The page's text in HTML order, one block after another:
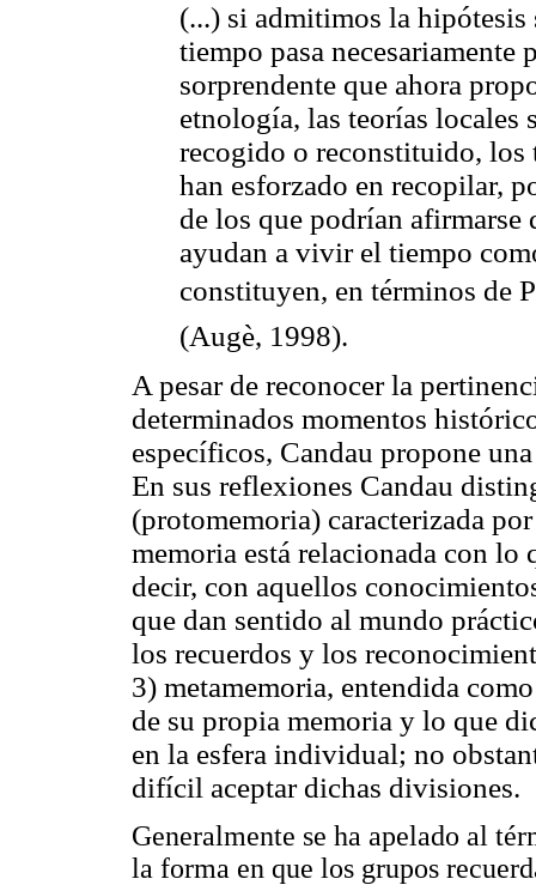
(...) si admitimos la
tiempo pasa
sorprendente que ahora
etnología, las teorías locales
recogido o reconstituido, los
han esforzado en recopilar,
de los que podrían
ayudan a vivir el tiempo
constituyen, en términos de
(Augè, 1998).
A pesar de reconocer la
determinados momentos
específicos, Candau propone
En sus reflexiones Candau
(protomemoria) caracterizada
memoria está relacionada con lo
decir, con aquellos
que dan sentido al mundo
los recuerdos y los
3) metamemoria, entendida
de su propia memoria y lo que
en la esfera individual; no
difícil aceptar dichas divisiones.
Generalmente se ha apelado al
la forma en que los grupos